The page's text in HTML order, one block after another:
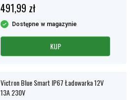
491,99 zł
Dostępne w magazynie
KUP
Victron Blue Smart IP67 Ładowarka 12V
13A 230V